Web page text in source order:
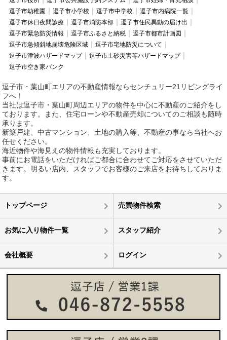
逗子市幼稚園
逗子市小学校 逗子市中学校
逗子市内病院一覧
逗子市休日夜間診療
逗子市消防本部
逗子市住民異動の届け出
逗子市緊急防災情報
逗子市ふるさと納税
逗子市都市計画図
逗子市急傾斜地崩壊危険区域
逗子市宅地防災について
逗子市津波ハザードマップ
逗子市土砂災害等ハザードマップ
逗子市空き家バンク
逗子市・葉山町エリアの不動産情報ならセンチュリー21リビングライ
フへ！
当社は逗子市・葉山町周辺エリアの物件を中心に不動産のご紹介をし
ております。また、住宅ローンや不動産売却についてのご相談も随時
承ります。
新築戸建、中古マンション、土地の購入等、不動産の事なら当社へお
任せください。
海近物件や海見えの物件情報も充実しております。
事前にお電話をいただければご都合に合わせてご対応をさせていただ
きます。明るい店内、スタッフでお客様のご来店をお待ちしておりま
す。
トップページ 売買物件検索
お気に入り物件一覧 スタッフ紹介
会社概要 ログイン